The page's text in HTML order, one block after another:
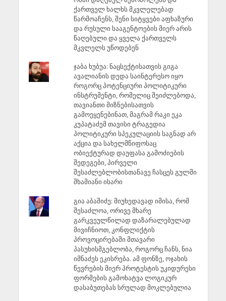
ქართველ ხალხს მკვლელებად
წარმოაჩენს, შენი სიტყვები აფხაზური
და რუსული სააგენტოების მიერ არის
წაღებული და ყველა ქართველს
მკვლელს უწოდებენ
ჯაბა ხუბუა: ნაცსექტისათვის გიგა
ავალიანის დედა საინტერესო იყო
როგორც პოტენციური პოლიტიკური
ინსტრუმენტი, რომელიც შეიძლებოდა,
თავიანთი მიზნებისათვის
გამოეყენებინათ, მაგრამ რაკი ეკა
კუპატაძემ თავისი ტრაგედია
პოლიტიკური სპეკულაციის საგნად არ
აქცია და სახელმწიფოსაც
ობიექტურად დაუფასა გამოძიების
შედეგები, პირველი
შესაძლებლობისთანავე ჩასცეს გულში
შხამიანი ისარი
გია აბაშიძე: მიუხედავად იმისა, რომ
შესაძლოა, ორივე მხარე
გარკვეულწილად დაზარალებულად
მივიჩნიოთ, კონფლიქტის
პროვოცირებაში მთავარი
პასუხისმგებლობა, როგორც ჩანს, ნია
იმნაძეს ეკისრება. ამ ფონზე, ოჯახის
წევრების მიერ პროტესტის უკიდურესი
ფორმების გამოხატვა ლოგიკურ
დასაბუთებას სრულად მოკლებულია